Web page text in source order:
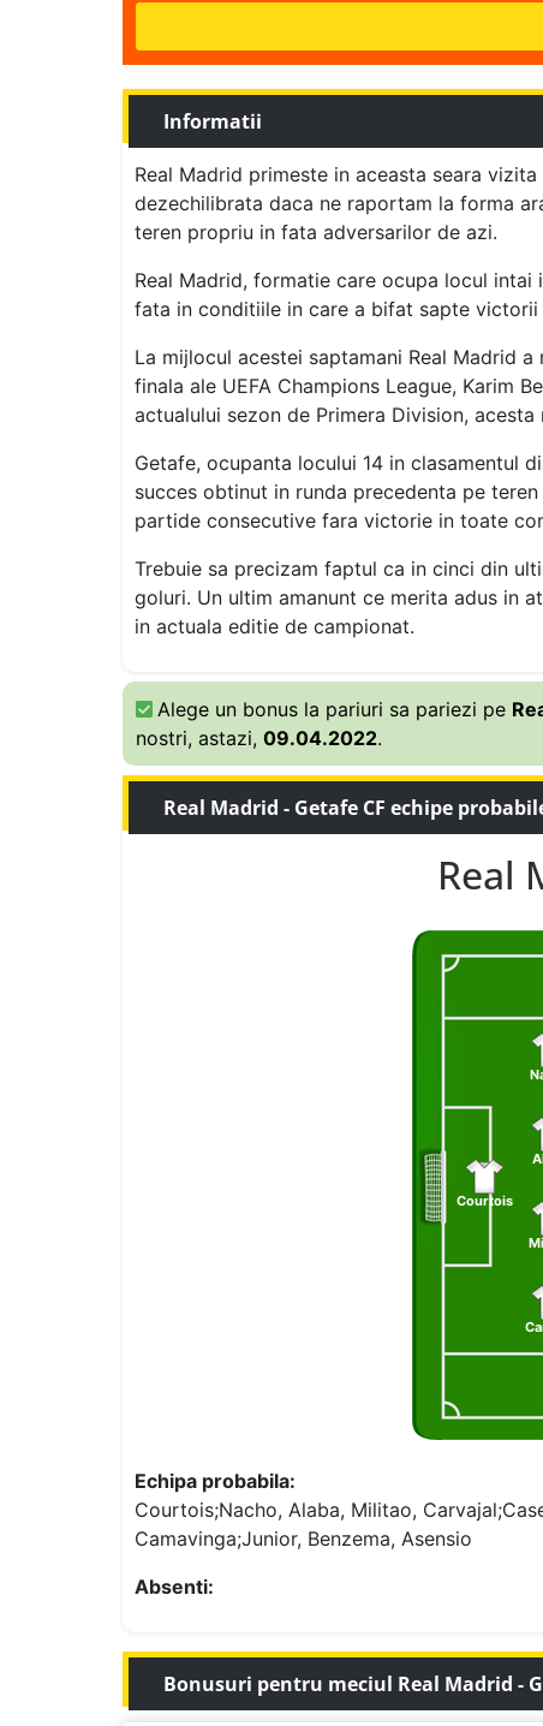
Informatii
Real Madrid primeste in aceasta seara
dezechilibrata daca ne raportam la forma
teren propriu in fata adversarilor de azi.
Real Madrid, formatie care ocupa locul
fata in conditiile in care a bifat sapte
La mijlocul acestei saptamani Real Madrid
finala ale UEFA Champions League, Karim
actualului sezon de Primera Division,
Getafe, ocupanta locului 14 in clasamentul
succes obtinut in runda precedenta pe
partide consecutive fara victorie in toate
Trebuie sa precizam faptul ca in cinci din
goluri. Un ultim amanunt ce merita adus in
in actuala editie de campionat.
Alege un bonus la pariuri sa pariezi pe
nostri, astazi,09.04.2022.
Real Madrid - Getafe CF echipe
Real
Courtois
Echipa probabila:
Courtois;Nacho, Alaba, Militao,
Camavinga;Junior, Benzema, Asensio
Absenti:
Bonusuri pentru meciul Real Madrid -